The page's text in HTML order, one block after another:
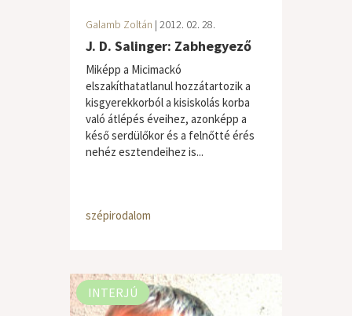
Galamb Zoltán | 2012. 02. 28.
J. D. Salinger: Zabhegyező
Miképp a Micimackó
elszakíthatatlanul hozzátartozik a
kisgyerekkorból a kisiskolás korba
való átlépés éveihez, azonképp a
késő serdülőkor és a felnőtté érés
nehéz esztendeihez is...
szépirodalom
INTERJÚ